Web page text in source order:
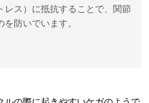
レス）に抵抗することで、関節
防いでいます。